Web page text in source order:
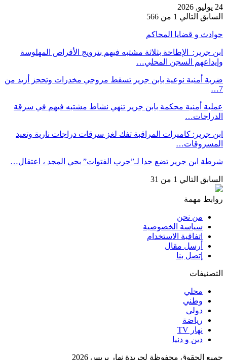
24 يوليو, 2026
السابق التالي 1 من 566
حوادث و قضايا المحاكم
ابن جرير: الإطاحة بثلاثة مشتبه فيهم بترويج الأقراص المهلوسة
وإيداعهم السجن المحلي…
ضربة أمنية نوعية بابن جرير تسقط مروجي مخدرات وتحجز أزيد من
7…
عملية أمنية محكمة بابن جرير تنهي نشاط مشتبه فيهم في سرقة
الدراجات…
ابن جرير: كاميرات المراقبة تفك لغز سرقات دراجات نارية وتعيد
المسروقات…
شرطة ابن جرير تضع حدا لـ”حرب الفتوات” بحي المجد ، اعتقال…
السابق التالي 1 من 31
روابط مهمة
من نحن
سياسة الخصوصية
اتفاقية الاستخدام
أرسل مقال
إتصل بنا
التصنيفات
محلي
وطني
دولي
رياضة
نهار TV
دين و دنيا
جميع الحقوق محفوظة لجريدة نهار بريس 2026